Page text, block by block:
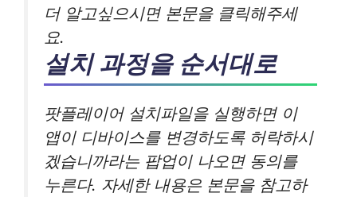
더 알고싶으시면 본문을 클릭해주세
요.
설치 과정을 순서대로
팟플레이어 설치파일을 실행하면 이
앱이 디바이스를 변경하도록 허락하시
겠습니까라는 팝업이 나오면 동의를
누른다. 자세한 내용은 본문을 참고하